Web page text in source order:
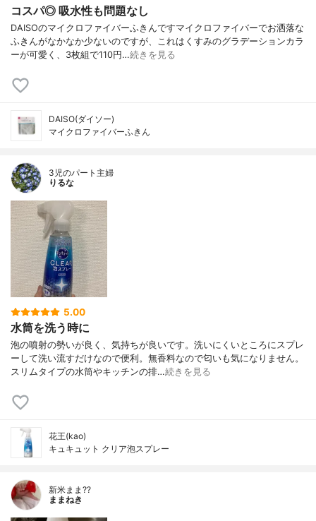
コスパ◎ 吸水性も問題なし
DAISOのマイクロファイバーふきんですマイクロファイバーでお洒落な
ふきんがなかなか少ないのですが、これはくすみのグラデーションカラ
ーが可愛く、3枚組で110円…続きを見る
DAISO(ダイソー)
マイクロファイバーふきん
3児のパート主婦
りるな
5.00
水筒を洗う時に
泡の噴射の勢いが良く、気持ちが良いです。洗いにくいところにスプレ
ーして洗い流すだけなので便利。無香料なので匂いも気になりません。
スリムタイプの水筒やキッチンの排…続きを見る
花王(kao)
キュキュット クリア泡スプレー
新米まま??
ままねき